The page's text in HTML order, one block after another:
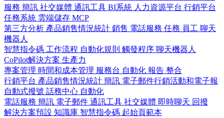
服務 簡訊 社交媒體 通訊工具 BI系統 人力資源平台 行銷平台
任務系統 雲端儲存 MCP
第三方分析 產品銷售情況統計 銷售 電話服務 任務 員工 聊天
機器人
智慧指令碼 工作流程 自動化規則 觸發程序 聊天機器人
CoPilot解決方案 生產力
專案管理 時間和成本管理 服務台 自動化 報告 整合
行銷平台 產品銷售情況統計 簡訊 電子郵件行銷活動和電子報
自動式撥號 話務中心 自動化
電話服務 簡訊 電子郵件 通訊工具 社交媒體 即時聊天 回撥
解決方案預設 知識庫 智慧指令碼 起始頁範本